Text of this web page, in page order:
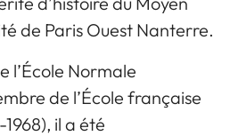
de Paris Ouest Nanterre.
l’École Normale
de l’École française
il a été